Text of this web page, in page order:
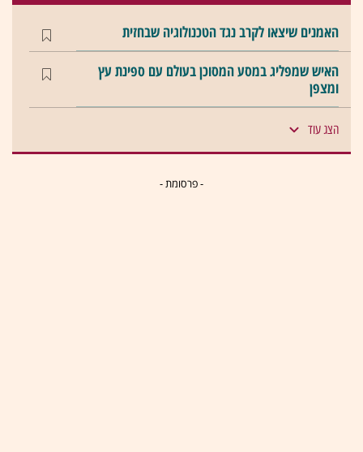
האמנים שיצאו לקרב נגד הטכנולוגיה שבחזית
האיש שמפליג במסע המסוכן בעולם עם ספינת עץ
ומצפן
הצג עוד
- פרסומת -